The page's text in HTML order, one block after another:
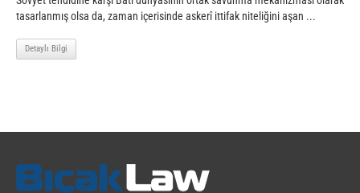
tasarlanmış olsa da, zaman içerisinde askerî ittifak niteliğini aşan ...
Detaylı Bilgi